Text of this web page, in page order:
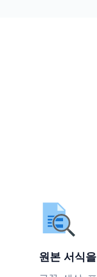
원본 서식